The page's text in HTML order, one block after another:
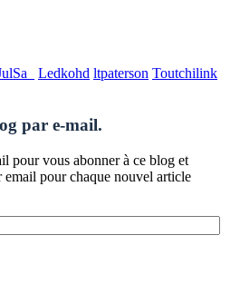
Ledkohd ltpaterson Toutchilink
par e-mail.
pour vous abonner à ce blog et
pour chaque nouvel article